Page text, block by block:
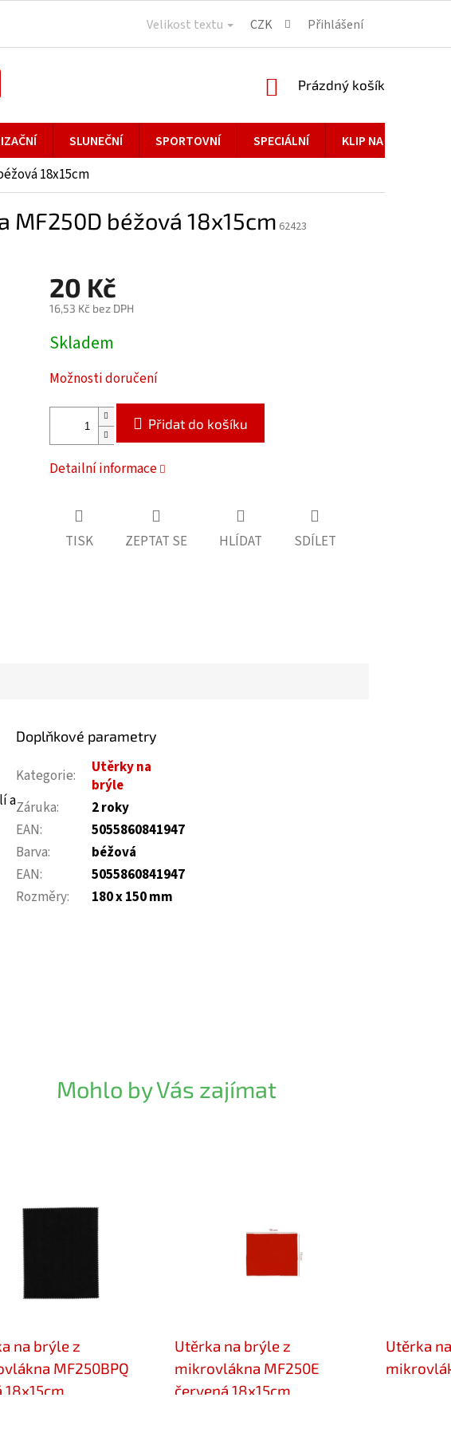
Velikost textu CZK Přihlášení
NÁKUPNÍ
Prázdný košík
SLUNEČNÍ SPORTOVNÍ SPECIÁLNÍ KLIP NA BRÝLE
18x15cm
béžová 18x15cm 62423
20 Kč
16,53 Kč bez DPH
Měrná
cena:
Skladem
Možnosti doručení
Přidat do košíku
Detailní informace
TISK ZEPTAT SE HLÍDAT SDÍLET
a
Doplňkové parametry
Kategorie:
Utěrky na
brýle
Záruka:
2 roky
EAN:
5055860841947
Barva:
béžová
EAN:
5055860841947
Rozměry: 180 x 150 mm
Mohlo by Vás zajímat
na brýle z
MF250BPQ
18x15cm
Utěrka na brýle z
mikrovlákna MF250E
červená 18x15cm
Utěrka